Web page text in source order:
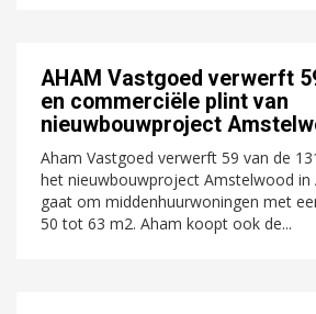
AHAM Vastgoed verwerft
en commerciële plint van
nieuwbouwproject
Aham Vastgoed verwerft 59 van de
het nieuwbouwproject Amstelwood in
gaat om middenhuurwoningen met
50 tot 63 m2. Aham koopt ook de...